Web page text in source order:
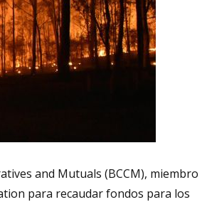
and Mutuals (BCCM), miembro
para recaudar fondos para los